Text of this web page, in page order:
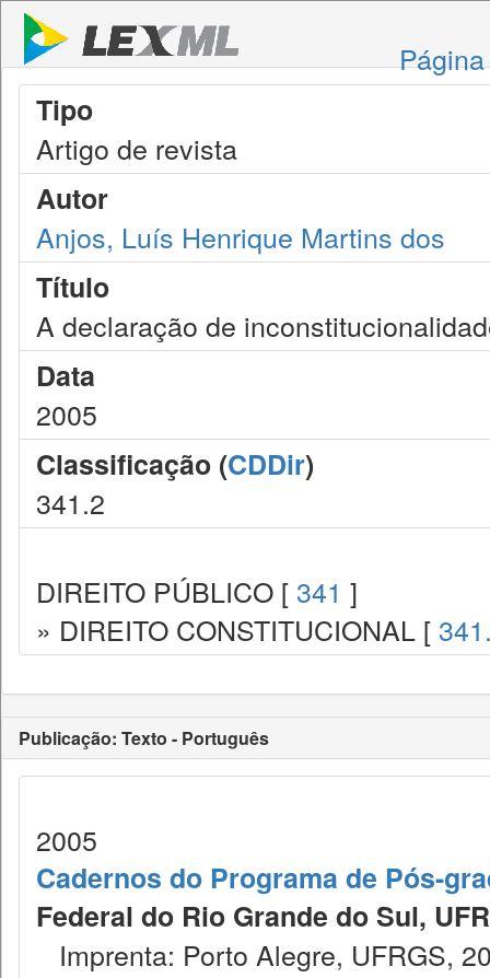
Tipo
Artigo de revista
Autor
Anjos, Luís Henrique Martins dos
Título
A declaração de
Data
2005
Classificação (CDDir)
341.2
DIREITO PÚBLICO [ 341 ]
» DIREITO CONSTITUCIONAL [
Publicação: Texto - Português
2005
Cadernos do Programa de Pós-
Federal do Rio Grande do Sul,
Imprenta: Porto Alegre, UFRGS,